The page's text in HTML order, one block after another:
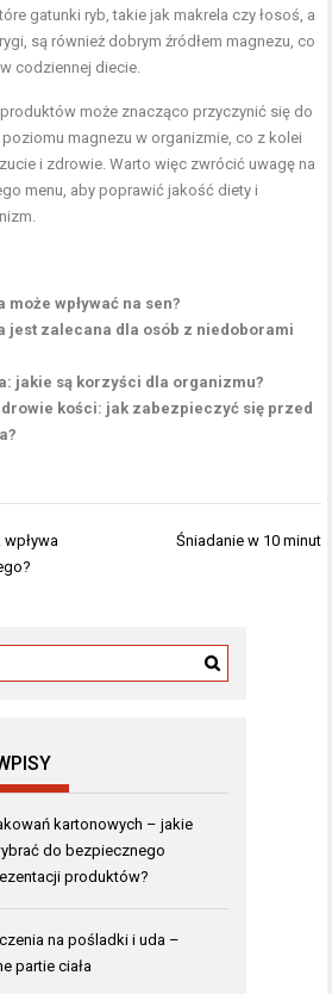
gatunki ryb, takie jak makrela czy łosoś, a
są również dobrym źródłem magnezu, co
codziennej diecie.
może znacząco przyczynić się do
magnezu w organizmie, co z kolei
i zdrowie. Warto więc zwrócić uwagę na
menu, aby poprawić jakość diety i
może wpływać na sen?
jest zalecana dla osób z niedoborami
jakie są korzyści dla organizmu?
kości: jak zabezpieczyć się przed
Śniadanie w 10 minut
kartonowych – jakie
do bezpiecznego
produktów?
na pośladki i uda –
partie ciała